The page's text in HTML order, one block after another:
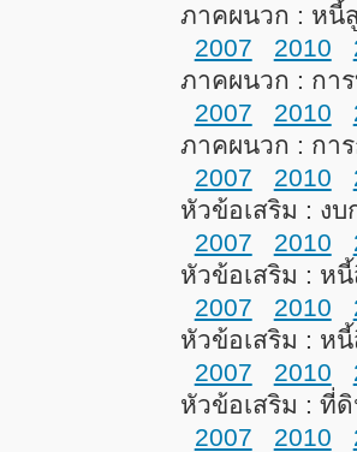
ภาคผนวก : หนี้
2007
2010
ภาคผนวก : กา
2007
2010
ภาคผนวก : กา
2007
2010
หัวข้อเสริม : งบ
2007
2010
หัวข้อเสริม : ห
2007
2010
หัวข้อเสริม : หนี้
2007
2010
หัวข้อเสริม : ที่
2007
2010